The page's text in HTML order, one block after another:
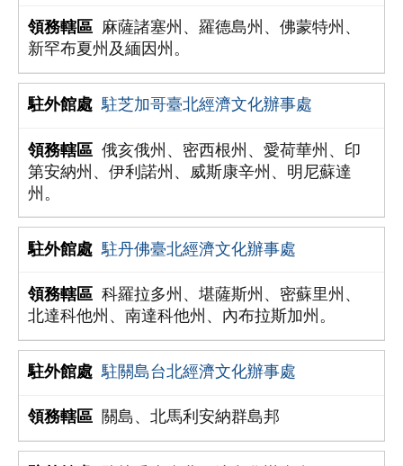
麻薩諸塞州、羅德島州、佛蒙特州、
新罕布夏州及緬因州。
駐芝加哥臺北經濟文化辦事處
俄亥俄州、密西根州、愛荷華州、印
第安納州、伊利諾州、威斯康辛州、明尼蘇達
州。
駐丹佛臺北經濟文化辦事處
科羅拉多州、堪薩斯州、密蘇里州、
北達科他州、南達科他州、內布拉斯加州。
駐關島台北經濟文化辦事處
關島、北馬利安納群島邦